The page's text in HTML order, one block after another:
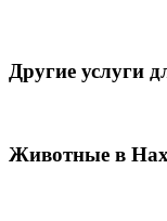
Другие услуги
Животные в